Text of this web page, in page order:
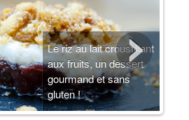
Le riz au lait croustillant
aux fruits, un dessert
gourmand et sans
gluten !